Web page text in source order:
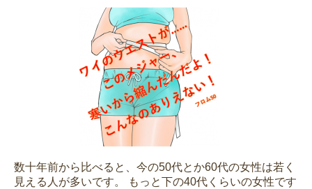
数十年前から比べると、今の50代とか60代の女性は若く
見える人が多いです。 もっと下の40代くらいの女性です